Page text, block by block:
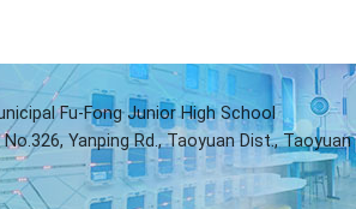
Fu-Fong Junior High School
No.326, Yanping Rd., Taoyuan Dist.,